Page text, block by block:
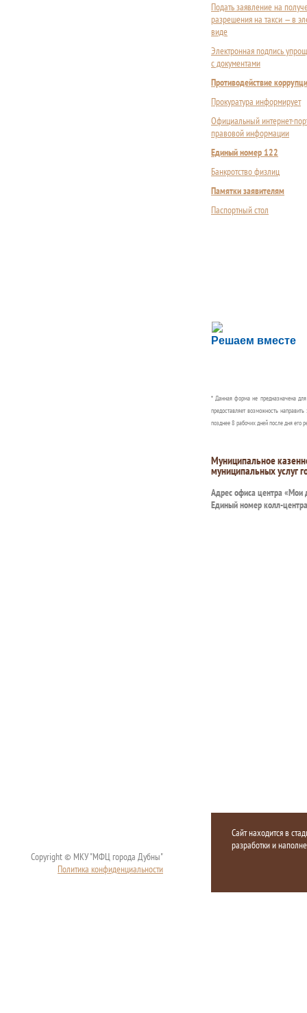
Подать заявление на
разрешения на такси — в
виде
Электронная подпись
с документами
Противодействие
Прокуратура информирует
Официальный интернет-
правовой информации
Единый номер 122
Банкротство физлиц
Памятки заявителям
Паспортный стол
Решаем вместе
Сложности с
Сообщите об этом
* Данная форма не предназначена
предоставляет возможность
позднее 8 рабочих дней после дня его
Муниципальное
муниципальных услуг
Адрес офиса центра «Мои
Единый номер колл-
Copyright © МКУ "МФЦ города Дубны"
Политика конфиденциальности
Сайт находится в
разработки и